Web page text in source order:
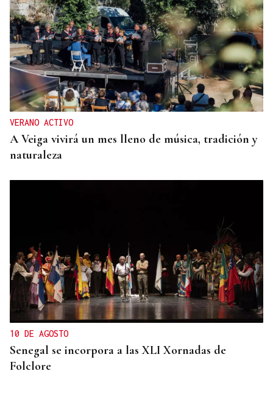
VERANO ACTIVO
A Veiga vivirá un mes lleno de música, tradición y
naturaleza
10 DE AGOSTO
Senegal se incorpora a las XLI Xornadas de
Folclore